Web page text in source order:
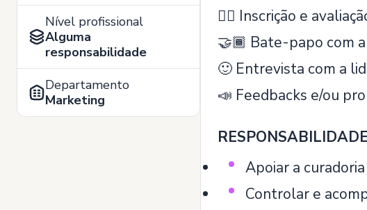
Nível profissional
Alguma
responsabilidade
Departamento
Marketing
✍🏾 ️Inscrição e
🤝🏾 Bate-papo com
🙂 Entrevista com a
📣 Feedbacks e/ou
Apoiar a
Controlar e